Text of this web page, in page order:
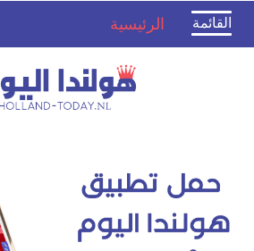
Toggle
navigation
القائمة الرئيسية